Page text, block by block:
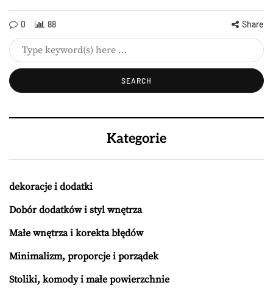
0 88 Share
Kategorie
dekoracje i dodatki
Dobór dodatków i styl wnętrza
Małe wnętrza i korekta błędów
Minimalizm, proporcje i porządek
Stoliki, komody i małe powierzchnie